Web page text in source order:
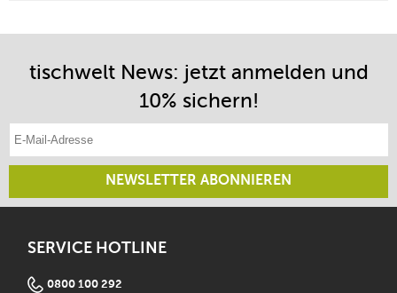
tischwelt News: jetzt anmelden und
10% sichern!
NEWSLETTER ABONNIEREN
SERVICE HOTLINE
0800 100 292